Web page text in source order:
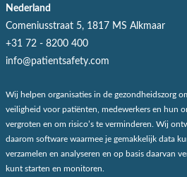
Nederland
Comeniusstraat 5, 1817 MS Alkmaar
+31 72 - 8200 400
info@patientsafety.com
Wij helpen organisaties in de gezondheidszorg
veiligheid voor patiënten, medewerkers en hun
vergroten en om risico’s te verminderen. Wij
daarom software waarmee je gemakkelijk data
verzamelen en analyseren en op basis daarvan
kunt starten en monitoren.